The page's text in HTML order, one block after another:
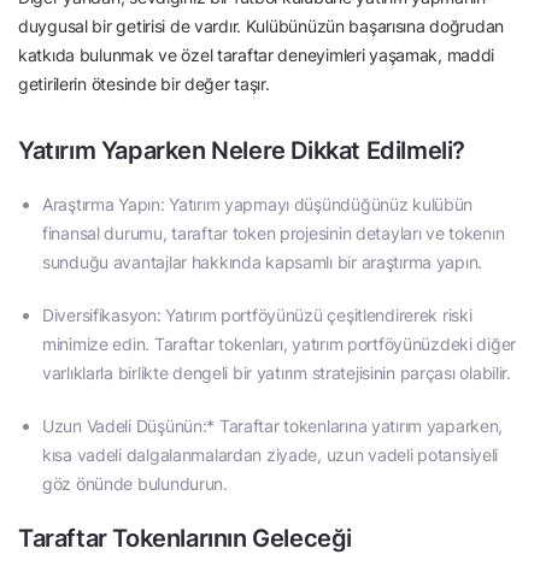
duygusal bir getirisi de vardır. Kulübünüzün başarısına doğrudan
katkıda bulunmak ve özel taraftar deneyimleri yaşamak, maddi
getirilerin ötesinde bir değer taşır.
Yatırım Yaparken Nelere Dikkat Edilmeli?
Araştırma Yapın: Yatırım yapmayı düşündüğünüz kulübün
finansal durumu, taraftar token projesinin detayları ve tokenın
sunduğu avantajlar hakkında kapsamlı bir araştırma yapın.
Diversifikasyon: Yatırım portföyünüzü çeşitlendirerek riski
minimize edin. Taraftar tokenları, yatırım portföyünüzdeki diğer
varlıklarla birlikte dengeli bir yatırım stratejisinin parçası olabilir.
Uzun Vadeli Düşünün:* Taraftar tokenlarına yatırım yaparken,
kısa vadeli dalgalanmalardan ziyade, uzun vadeli potansiyeli
göz önünde bulundurun.
Taraftar Tokenlarının Geleceği